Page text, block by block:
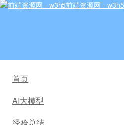
前端资源网 - w3h5
首页
AI大模型
经验总结